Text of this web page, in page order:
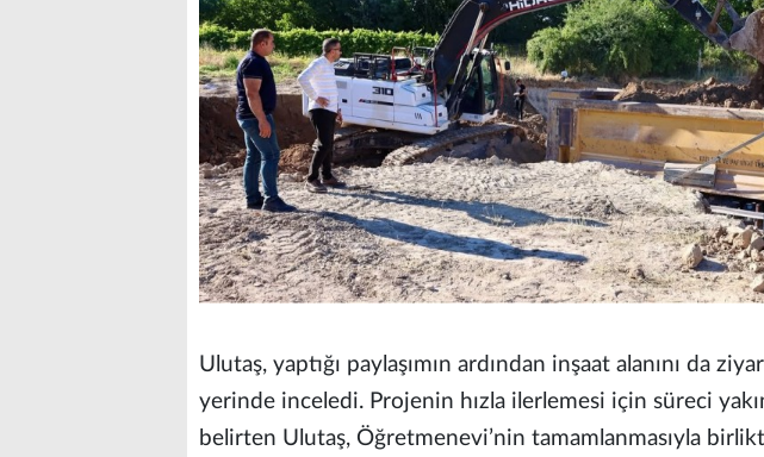
Ulutaş, yaptığı paylaşımın ardından inşaat alanını da
yerinde inceledi. Projenin hızla ilerlemesi için süreci
belirten Ulutaş, Öğretmenevi’nin tamamlanmasıyla